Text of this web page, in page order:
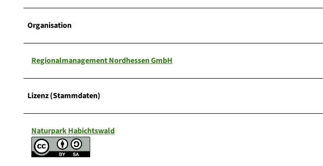
Organisation
Regionalmanagement Nordhessen GmbH
Lizenz (Stammdaten)
Naturpark Habichtswald